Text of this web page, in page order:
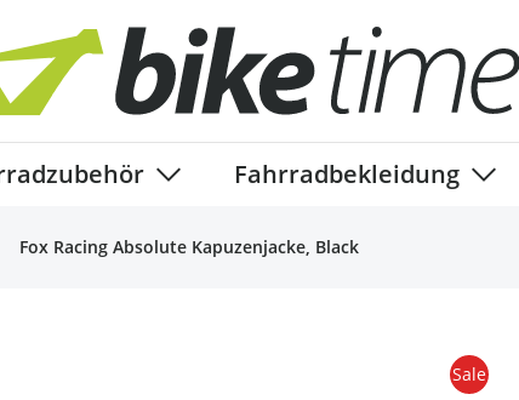
Show submenu for Fahrradzubehör
Fahrradbekleidung
Fox Racing Absolute Kapuzenjacke, Black
Sale